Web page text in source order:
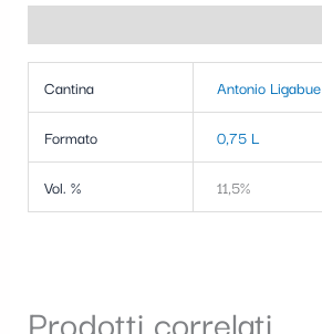
Cantina Antonio Ligabue
Formato 0,75 L
Vol. % 11,5%
Prodotti correlati